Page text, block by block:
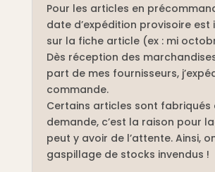
Pour les articles en
date d’expédition provisoire est
sur la fiche article (ex : mi
Dès réception des
part de mes fournisseurs,
commande.
Certains articles sont fabriqués
demande, c’est la raison pour
peut y avoir de l’attente. Ainsi,
gaspillage de stocks invendus !